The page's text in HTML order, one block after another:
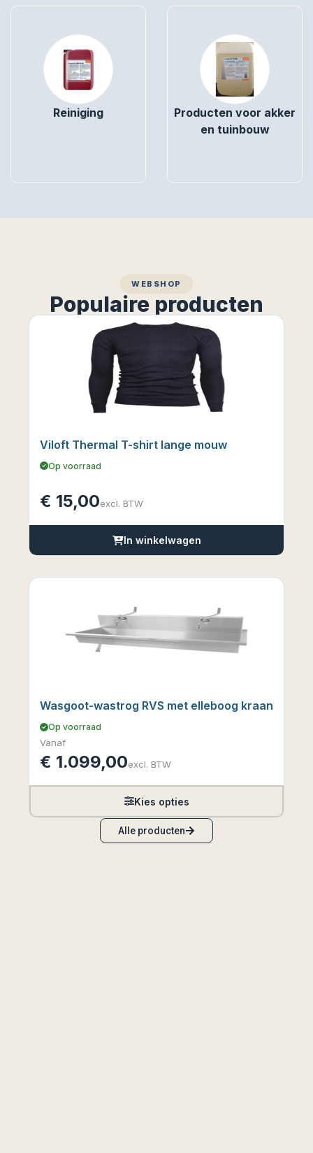
Reiniging
Producten voor akker
en tuinbouw
WEBSHOP
Populaire producten
Viloft Thermal T-shirt lange mouw
Op voorraad
€ 15,00excl. BTW
In winkelwagen
Wasgoot-wastrog RVS met elleboog kraan
Op voorraad
Vanaf
€ 1.099,00excl. BTW
Kies opties
Alle producten